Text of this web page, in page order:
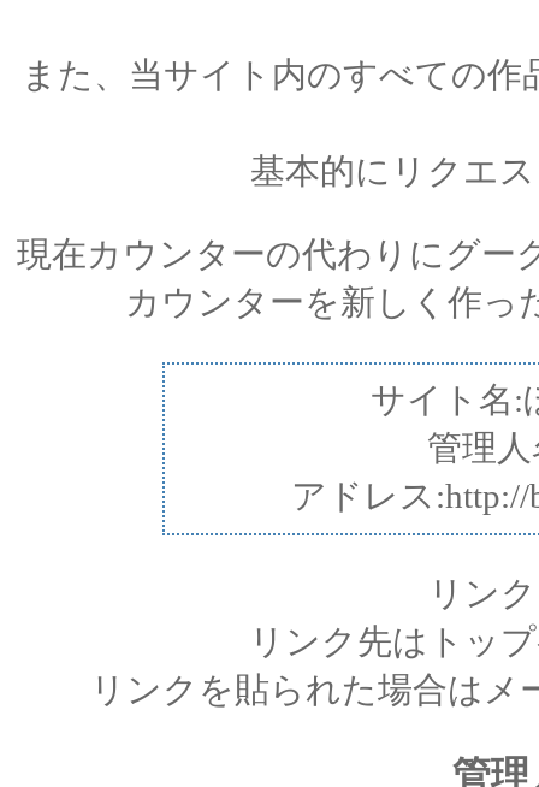
また、当サイト内のすべての
基本的にリクエ
現在カウンターの代わりにグー
カウンターを新しく作っ
サイト名:
管理
アドレス:http://
リン
リンク先はトッ
リンクを貼られた場合は
管